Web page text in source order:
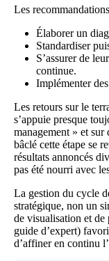
Les
Élaborer un
Standardiser
S’assurer de
continue.
Implémenter
Les retours sur le
s’appuie presque
management » et
bâclé cette étape se
résultats annoncés
pas été nourri avec
La gestion du cycle
stratégique, non un
de visualisation et
guide d’expert)
d’affiner en continu